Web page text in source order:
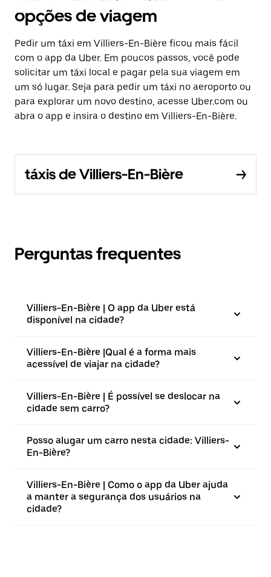
opções de viagem
Pedir um táxi em Villiers-En-Bière ficou mais fácil
com o app da Uber. Em poucos passos, você pode
solicitar um táxi local e pagar pela sua viagem em
um só lugar. Seja para pedir um táxi no aeroporto ou
para explorar um novo destino, acesse Uber.com ou
abra o app e insira o destino em Villiers-En-Bière.
táxis de Villiers-En-Bière
Perguntas frequentes
Villiers-En-Bière | O app da Uber está
disponível na cidade?
Villiers-En-Bière |⁠Qual é a forma mais
acessível de viajar na cidade?
Villiers-En-Bière | É possível se deslocar na
cidade sem carro?
Posso alugar um carro nesta cidade: Villiers-
En-Bière?
Villiers-En-Bière | Como o app da Uber ajuda
a manter a segurança dos usuários na
cidade?